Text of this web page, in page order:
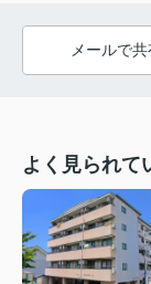
メールで共
よく見られて